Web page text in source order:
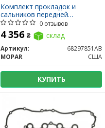
Комплект прокладок и
сальников передней
крышки+прокладка помпы
0 отзывов
4 356 ₴ склад
Артикул:
68297851AB
MOPAR
США
КУПИТЬ